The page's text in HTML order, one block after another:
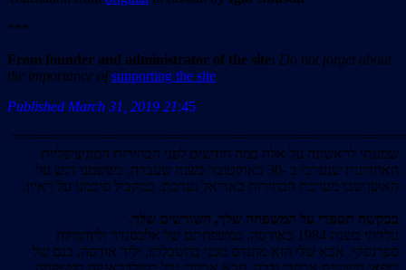
***
From founder and administrator of the site: Do not forget about
the importance ofsupporting the site
Published March 31, 2019 21
שמעתי לראשונה על אלה כמה חודשים לפני הבחירות המוניציפליות
האחרונות שנערכו ב -30 באוקטובר בשנה שעברה, כששמנו דגש על
האופן שבו מערכת הבחירות באריאל נערכת. במקביל סיכמנו על ראיון.
בבקשה תספרי על המשפחה שלך, השורשים שלך.
נולדתי בשנת 1984 באודסה, במשפחתם של אלכסנדר וליודמילה
ספרנסקי. אבא שלי הוא מהנדס מכני בהשכלתו, יליד אודסה, בנם של